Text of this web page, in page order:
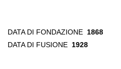
DATA DI FONDAZIONE 1868
DATA DI FUSIONE 1928